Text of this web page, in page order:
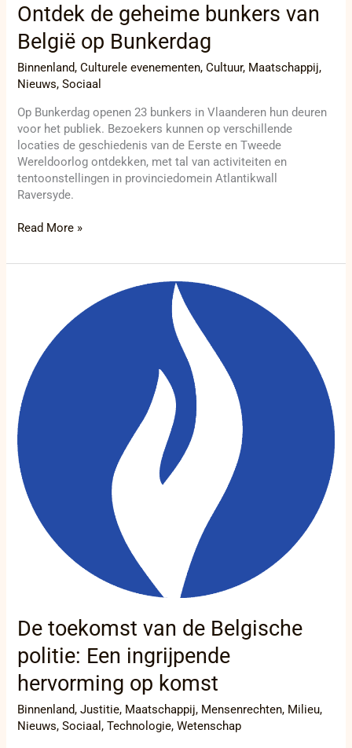
Ontdek de geheime bunkers van
België op Bunkerdag
Binnenland,Culturele evenementen,Cultuur, Maatschappij,
Nieuws,Sociaal
Op Bunkerdag openen 23 bunkers in Vlaanderen hun deuren
voor het publiek. Bezoekers kunnen op verschillende
locaties de geschiedenis van de Eerste en Tweede
Wereldoorlog ontdekken, met tal van activiteiten en
tentoonstellingen in provinciedomein Atlantikwall
Raversyde.
Read More »
De toekomst van de Belgische
politie: Een ingrijpende
hervorming op komst
Binnenland,Justitie, Maatschappij, Mensenrechten, Milieu,
Nieuws,Sociaal,Technologie,Wetenschap
Belgische
politie:
Een
ingrijpende
hervorming
op
komst